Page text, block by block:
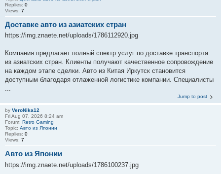
Replies: 0
Views: 7
Доставке авто из азиатских стран
https://img.znaete.net/uploads/1786112920.jpg
Компания предлагает полный спектр услуг по доставке транспорта
из азиатских стран. Клиенты получают качественное сопровождение
на каждом этапе сделки. Авто из Китая Иркутск становится
доступным благодаря отлаженной логистике компании. Специалисты
...
Jump to post
by VeroNika12
Fri Aug 07, 2026 8:24 am
Forum: Retro Gaming
Topic: Авто из Японии
Replies: 0
Views: 7
Авто из Японии
https://img.znaete.net/uploads/1786100237.jpg